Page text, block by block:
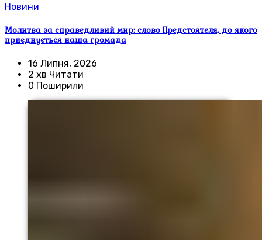
Новини
Молитва за справедливий мир: слово Предстоятеля, до якого
приєднується наша громада
16 Липня, 2026
2 хв Читати
0 Поширили